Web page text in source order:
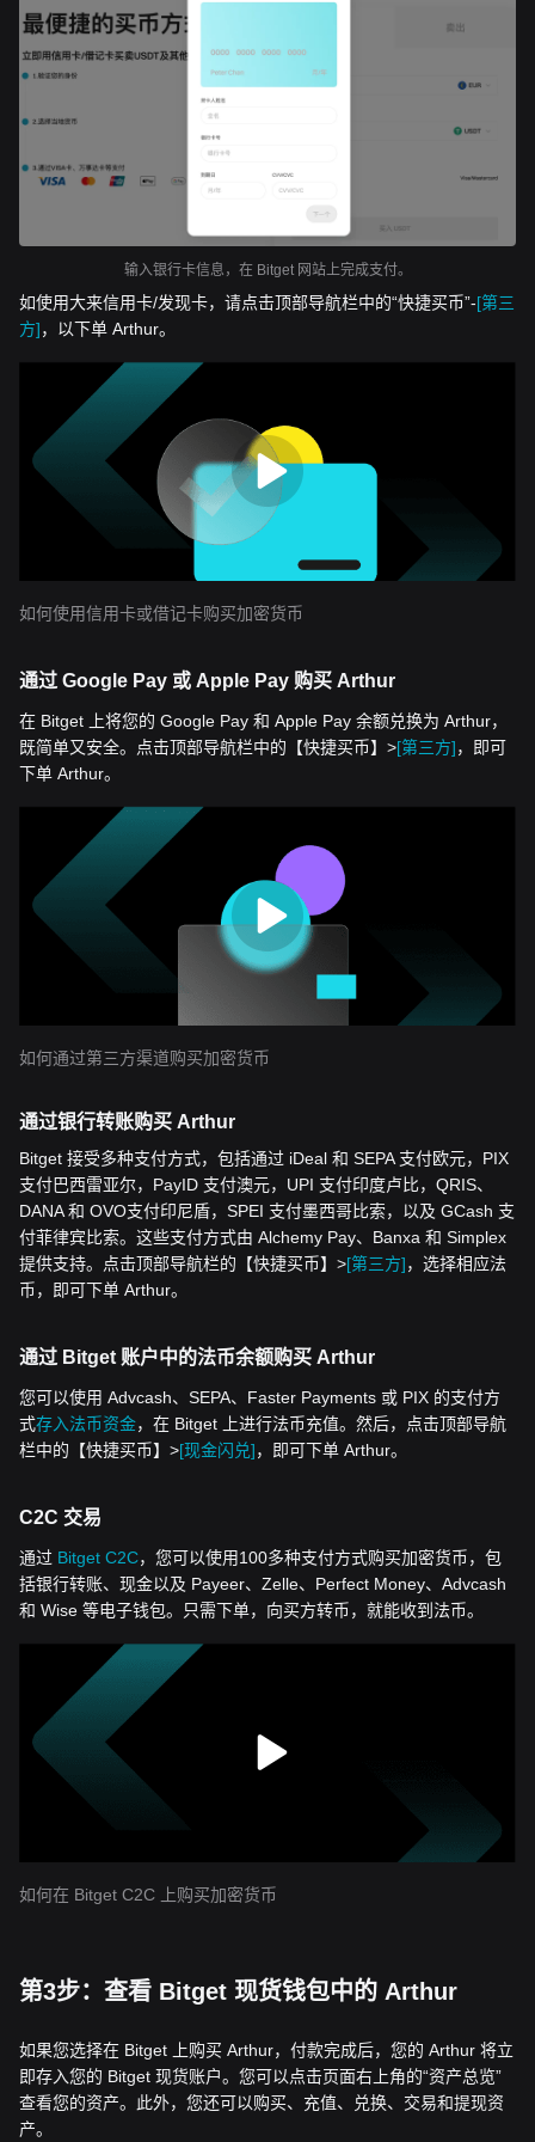
输入银行卡信息，在 Bitget 网站上完成支付。
如使用大来信用卡/发现卡，请点击顶部导航栏中的“快捷买币”-[第三
方]，以下单 Arthur。
如何使用信用卡或借记卡购买加密货币
通过 Google Pay 或 Apple Pay 购买 Arthur
在 Bitget 上将您的 Google Pay 和 Apple Pay 余额兑换为 Arthur，
既简单又安全。点击顶部导航栏中的【快捷买币】>[第三方]，即可
下单 Arthur。
如何通过第三方渠道购买加密货币
通过银行转账购买 Arthur
Bitget 接受多种支付方式，包括通过 iDeal 和 SEPA 支付欧元，PIX
支付巴西雷亚尔，PayID 支付澳元，UPI 支付印度卢比，QRIS、
DANA 和 OVO支付印尼盾，SPEI 支付墨西哥比索，以及 GCash 支
付菲律宾比索。这些支付方式由 Alchemy Pay、Banxa 和 Simplex
提供支持。点击顶部导航栏的【快捷买币】>[第三方]，选择相应法
币，即可下单 Arthur。
通过 Bitget 账户中的法币余额购买 Arthur
您可以使用 Advcash、SEPA、Faster Payments 或 PIX 的支付方
式存入法币资金，在 Bitget 上进行法币充值。然后，点击顶部导航
栏中的【快捷买币】>[现金闪兑]，即可下单 Arthur。
C2C 交易
通过 Bitget C2C，您可以使用100多种支付方式购买加密货币，包
括银行转账、现金以及 Payeer、Zelle、Perfect Money、Advcash
和 Wise 等电子钱包。只需下单，向买方转币，就能收到法币。
如何在 Bitget C2C 上购买加密货币
第3步：查看 Bitget 现货钱包中的 Arthur
如果您选择在 Bitget 上购买 Arthur，付款完成后，您的 Arthur 将立
即存入您的 Bitget 现货账户。您可以点击页面右上角的“资产总览”
查看您的资产。此外，您还可以购买、充值、兑换、交易和提现资
产。